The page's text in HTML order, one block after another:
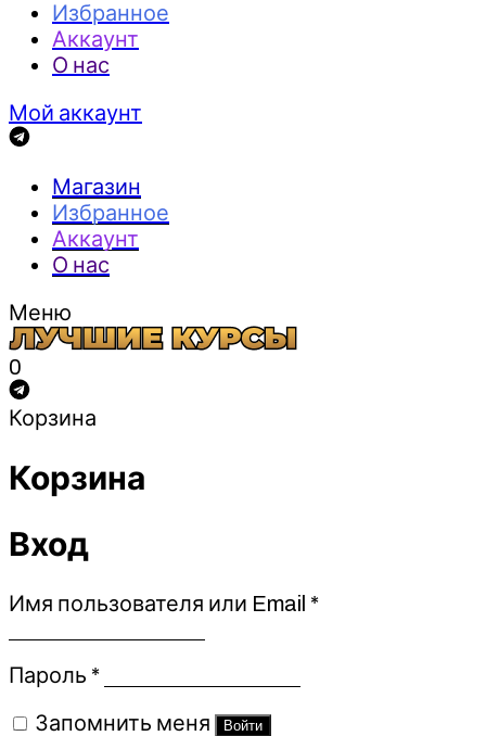
Избранное
Аккаунт
О нас
Мой аккаунт
Магазин
Избранное
Аккаунт
О нас
Меню
0
Корзина
Корзина
Вход
Имя пользователя или Email *Обязательно
Пароль *Обязательно
Запомнить меня Войти